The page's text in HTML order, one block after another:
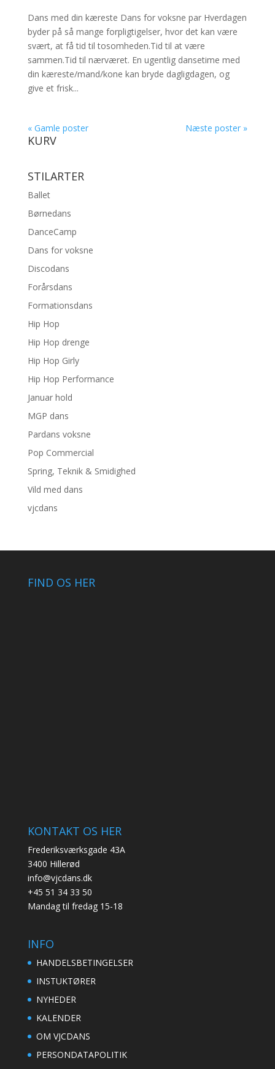
Dans med din kæreste Dans for voksne par Hverdagen
byder på så mange forpligtigelser, hvor det kan være
svært, at få tid til tosomheden.Tid til at være
sammen.Tid til nærværet. En ugentlig dansetime med
din kæreste/mand/kone kan bryde dagligdagen, og
give et frisk...
« Gamle poster Næste poster »
KURV
STILARTER
Ballet
Børnedans
DanceCamp
Dans for voksne
Discodans
Forårsdans
Formationsdans
Hip Hop
Hip Hop drenge
Hip Hop Girly
Hip Hop Performance
Januar hold
MGP dans
Pardans voksne
Pop Commercial
Spring, Teknik & Smidighed
Vild med dans
vjcdans
FIND OS HER
KONTAKT OS HER
Frederiksværksgade 43A
3400 Hillerød
info@vjcdans.dk
+45 51 34 33 50
Mandag til fredag 15-18
INFO
HANDELSBETINGELSER
INSTUKTØRER
NYHEDER
KALENDER
OM VJCDANS
PERSONDATAPOLITIK